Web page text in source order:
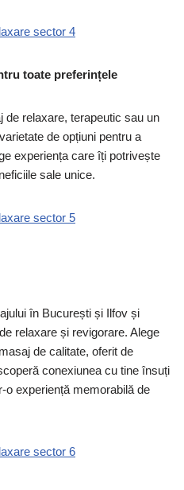
sector 4
toate preferințele
de relaxare, terapeutic sau un
de opțiuni pentru a
experiența care îți potrivește
sale unice.
sector 5
în București și Ilfov și
relaxare și revigorare. Alege
de calitate, oferit de
conexiunea cu tine însuți
experiență memorabilă de
sector 6